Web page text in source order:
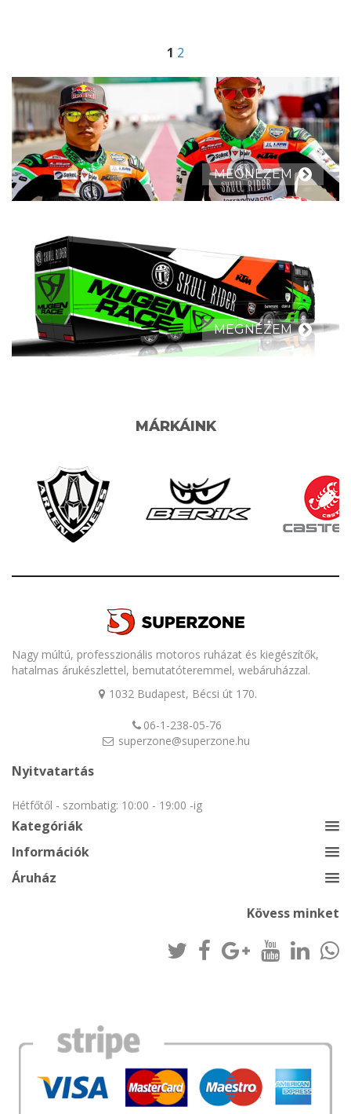
1 2
MEGNÉZEM
MEGNÉZEM
MÁRKÁINK
Nagy múltú, professzionális motoros ruházat és kiegészítők,
hatalmas árukészlettel, bemutatóteremmel, webáruházzal.
1032 Budapest, Bécsi út 170.
06-1-238-05-76
superzone@superzone.hu
Nyitvatartás
Hétfőtől - szombatig: 10:00 - 19:00 -ig
Kategóriák
Információk
Áruház
Kövess minket